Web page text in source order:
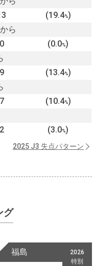
(19.4%)
ら
0 (0.0%)
9 (13.4%)
7 (10.4%)
2 (3.0%)
2025 J3 失点パターン
グ
2026
特別
福島